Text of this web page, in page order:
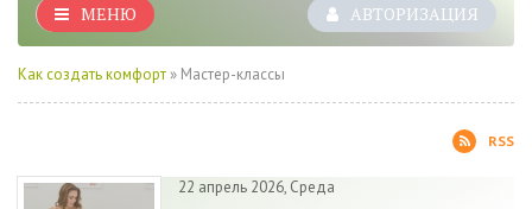
АВТОРИЗАЦИЯ
МЕНЮ
Как создать комфорт » Мастер-классы
RSS
22 апрель 2026, Среда